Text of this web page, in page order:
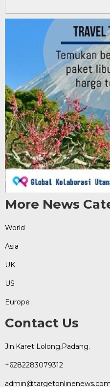
More News
World
Asia
UK
US
Europe
Contact Us
Jln.Karet Lolong,Padang.
+6282283079312
admin@targetonlinenews.com